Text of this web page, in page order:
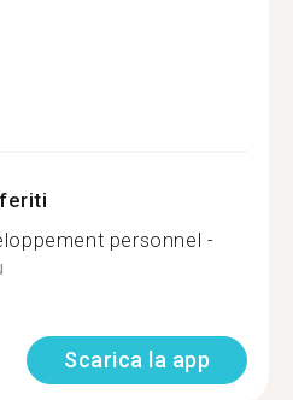
personnel -
Scarica la app